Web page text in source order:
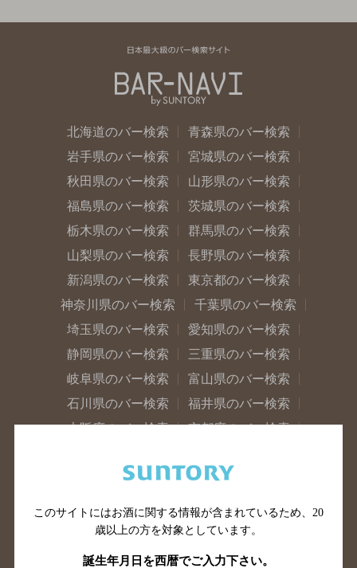
北海道のバー検索
青森県のバー検索
岩手県のバー検索
宮城県のバー検索
秋田県のバー検索
山形県のバー検索
福島県のバー検索
茨城県のバー検索
栃木県のバー検索
群馬県のバー検索
山梨県のバー検索
長野県のバー検索
新潟県のバー検索
東京都のバー検索
神奈川県のバー検索
千葉県のバー検索
埼玉県のバー検索
愛知県のバー検索
静岡県のバー検索
三重県のバー検索
岐阜県のバー検索
富山県のバー検索
石川県のバー検索
福井県のバー検索
大阪府のバー検索
京都府のバー検索
滋賀県のバー検索
和歌山県のバー検索
山口県のバー検索
鳥取県のバー検索
島根県のバー検索
徳島県のバー検索
このサイトにはお酒に関する情報が含まれているため、 20
歳以上の方を対象としています。
誕生年月日を西暦でご入力下さい。